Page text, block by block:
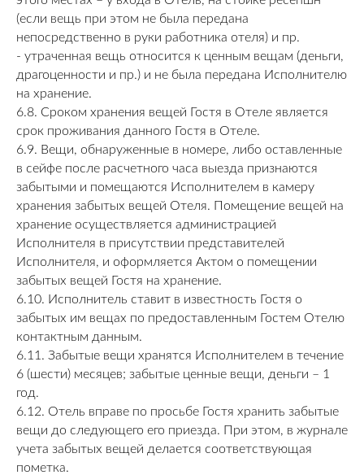
(если вещь при этом не была передана
непосредственно в руки работника отеля) и пр.
- утраченная вещь относится к ценным вещам (деньги,
драгоценности и пр.) и не была передана Исполнителю
на хранение.
6.8. Сроком хранения вещей Гостя в Отеле является
срок проживания данного Гостя в Отеле.
6.9. Вещи, обнаруженные в номере, либо оставленные
в сейфе после расчетного часа выезда признаются
забытыми и помещаются Исполнителем в камеру
хранения забытых вещей Отеля. Помещение вещей на
хранение осуществляется администрацией
Исполнителя в присутствии представителей
Исполнителя, и оформляется Актом о помещении
забытых вещей Гостя на хранение.
6.10. Исполнитель ставит в известность Гостя о
забытых им вещах по предоставленным Гостем Отелю
контактным данным.
6.11. Забытые вещи хранятся Исполнителем в течение
6 (шести) месяцев; забытые ценные вещи, деньги – 1
год.
6.12. Отель вправе по просьбе Гостя хранить забытые
вещи до следующего его приезда. При этом, в журнале
учета забытых вещей делается соответствующая
пометка.